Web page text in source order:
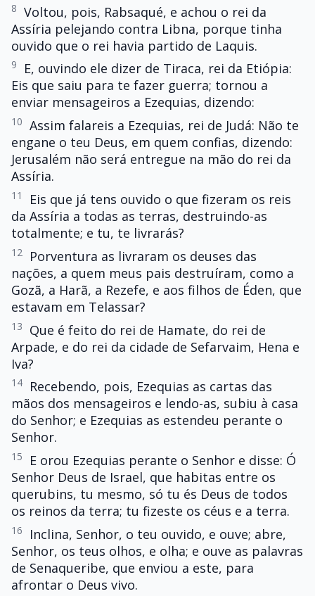
8 Voltou, pois, Rabsaqué, e achou o rei da
Assíria pelejando contra Libna, porque tinha
ouvido que o rei havia partido de Laquis.
9
E, ouvindo ele dizer de Tiraca, rei da Etiópia:
Eis que saiu para te fazer guerra; tornou a
enviar mensageiros a Ezequias, dizendo:
10 Assim falareis a Ezequias, rei de Judá: Não te
engane o teu Deus, em quem confias, dizendo:
Jerusalém não será entregue na mão do rei da
Assíria.
11
Eis que já tens ouvido o que fizeram os reis
da Assíria a todas as terras, destruindo-as
totalmente; e tu, te livrarás?
12
Porventura as livraram os deuses das
nações, a quem meus pais destruíram, como a
Gozã, a Harã, a Rezefe, e aos filhos de Éden, que
estavam em Telassar?
13
Que é feito do rei de Hamate, do rei de
Arpade, e do rei da cidade de Sefarvaim, Hena e
Iva?
14
Recebendo, pois, Ezequias as cartas das
mãos dos mensageiros e lendo-as, subiu à casa
do Senhor; e Ezequias as estendeu perante o
Senhor.
15
E orou Ezequias perante o Senhor e disse: Ó
Senhor Deus de Israel, que habitas entre os
querubins, tu mesmo, só tu és Deus de todos
os reinos da terra; tu fizeste os céus e a terra.
16
Inclina, Senhor, o teu ouvido, e ouve; abre,
Senhor, os teus olhos, e olha; e ouve as palavras
de Senaqueribe, que enviou a este, para
afrontar o Deus vivo.